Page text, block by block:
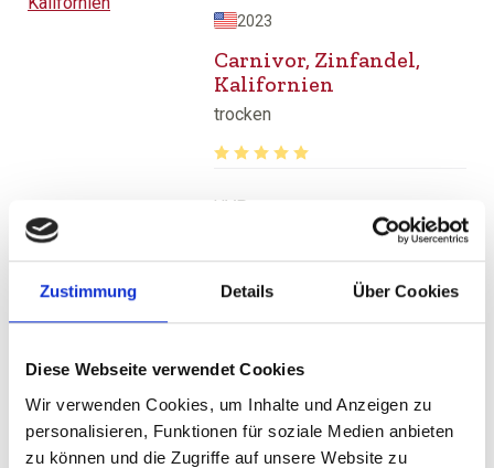
Zustimmung Details Über Cookies
Diese Webseite verwendet Cookies
Wir verwenden Cookies, um Inhalte und Anzeigen zu
personalisieren, Funktionen für soziale Medien anbieten
zu können und die Zugriffe auf unsere Website zu
2023
Carnivor, Zinfandel,
Kalifornien
trocken
inkl. MwSt.zzgl. Versandkosten
UVP
9,85 €